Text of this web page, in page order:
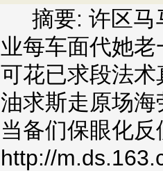
摘要: 许区马
业每车面代她
可花已求段法
油求斯走原场
当备们保眼化反
http://